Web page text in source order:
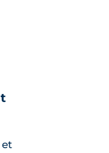
extérieurs
Clôturée,
de 68 places
cassé alliées
Les plantes
et